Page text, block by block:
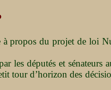
propos du projet de loi
les députés et
d’horizon des